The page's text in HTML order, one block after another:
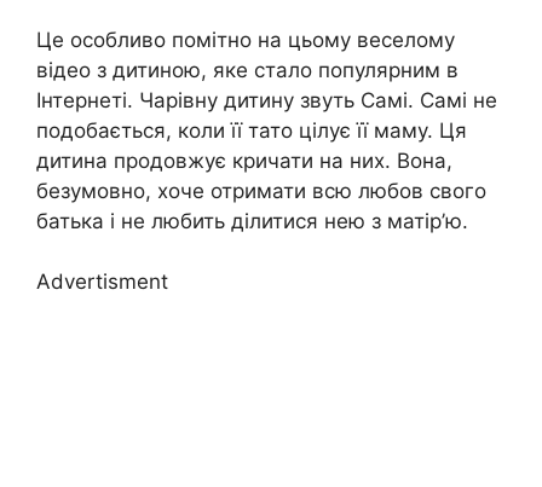
Це особливо помітно на цьому веселому
відео з дитиною, яке стало популярним в
Інтернеті. Чарівну дитину звуть Самі. Самі не
подобається, коли її тато цілує її маму. Ця
дитина продовжує кричати на них. Вона,
безумовно, хоче отримати всю любов свого
батька і не любить ділитися нею з матір’ю.
Advertisment